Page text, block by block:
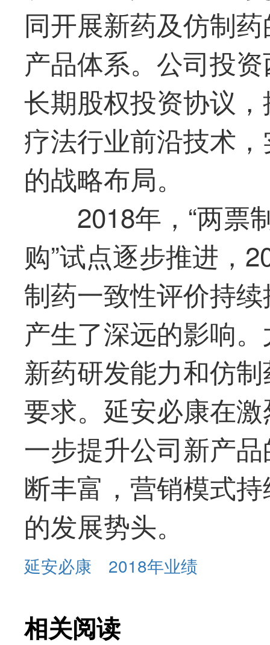
同开展新药及仿制
产品体系。公司投
长期股权投资协议
疗法行业前沿技术
的战略布局。
2018年，“两票
购”试点逐步推进，
制药一致性评价持
产生了深远的影响
新药研发能力和仿
要求。延安必康在
一步提升公司新产
断丰富，营销模式
的发展势头。
延安必康 2018年业绩
相关阅读